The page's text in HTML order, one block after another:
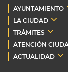
AYUNTAMIENTO
LA CIUDAD
TRÁMITES
ATENCIÓN
ACTUALIDAD